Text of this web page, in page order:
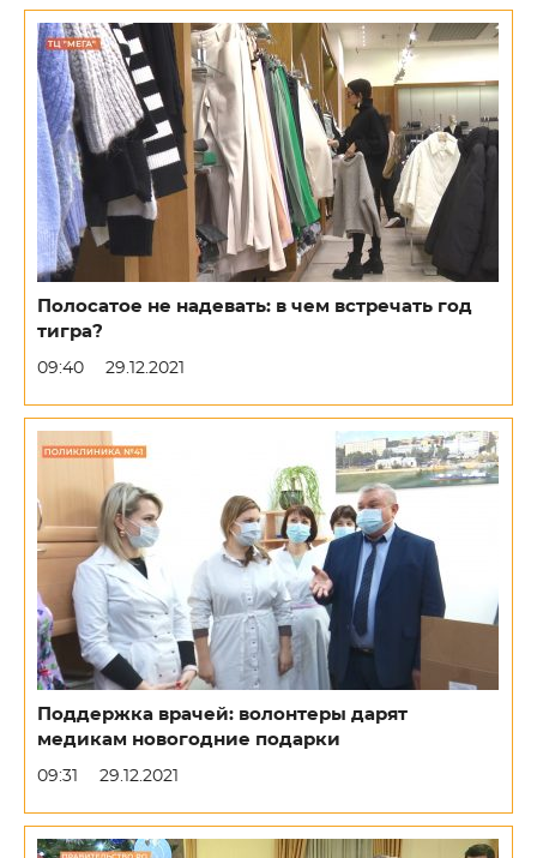
Полосатое не надевать: в чем встречать год
тигра?
09:40 29.12.2021
Поддержка врачей: волонтеры дарят
медикам новогодние подарки
09:31 29.12.2021